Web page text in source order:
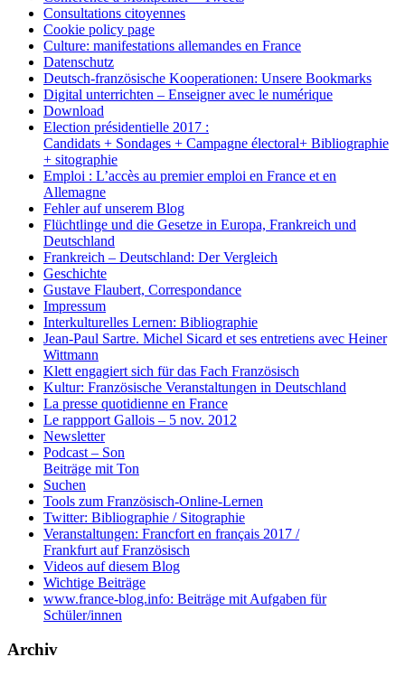
Consultations citoyennes
Cookie policy page
Culture: manifestations allemandes en France
Datenschutz
Deutsch-französische Kooperationen: Unsere Bookmarks
Digital unterrichten – Enseigner avec le numérique
Download
Election présidentielle 2017 :
Candidats + Sondages + Campagne électoral+ Bibliographie
+ sitographie
Emploi : L’accès au premier emploi en France et en
Allemagne
Fehler auf unserem Blog
Flüchtlinge und die Gesetze in Europa, Frankreich und
Deutschland
Frankreich – Deutschland: Der Vergleich
Geschichte
Gustave Flaubert, Correspondance
Impressum
Interkulturelles Lernen: Bibliographie
Jean-Paul Sartre. Michel Sicard et ses entretiens avec Heiner
Wittmann
Klett engagiert sich für das Fach Französisch
Kultur: Französische Veranstaltungen in Deutschland
La presse quotidienne en France
Le rappport Gallois – 5 nov. 2012
Newsletter
Podcast – Son
Beiträge mit Ton
Suchen
Tools zum Französisch-Online-Lernen
Twitter: Bibliographie / Sitographie
Veranstaltungen: Francfort en français 2017 /
Frankfurt auf Französisch
Videos auf diesem Blog
Wichtige Beiträge
www.france-blog.info: Beiträge mit Aufgaben für
Schüler/innen
Archiv